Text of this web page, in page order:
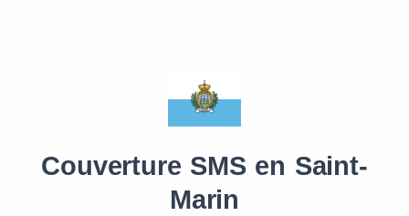
Couverture SMS en Saint-
Marin